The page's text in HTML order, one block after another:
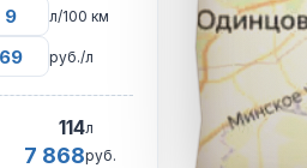
л/100 км
руб./л
114л
7 868руб.